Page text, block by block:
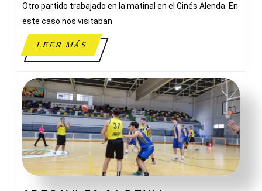
Otro partido trabajado en la matinal en el Ginés Alenda. En
este caso nos visitaban
LEER MÁSLEER
MÁS